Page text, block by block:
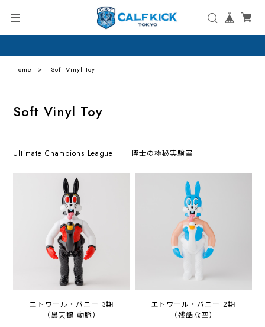
Home Soft Vinyl Toy
Soft Vinyl Toy
Ultimate Champions League 博士の極秘実験室
エトワール・バニー 3期
（黑天鵝 動脈）
エトワール・バニー 2期
（残酷な空）